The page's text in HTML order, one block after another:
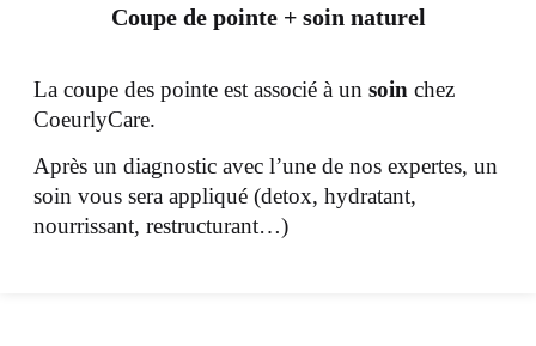
Coupe de pointe + soin naturel
La coupe des pointe est associé à un soin chez
CoeurlyCare.
Après un diagnostic avec l’une de nos expertes, un
soin vous sera appliqué (detox, hydratant,
nourrissant, restructurant…)